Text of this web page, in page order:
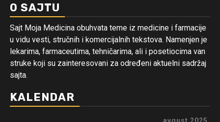
O SAJTU
Sajt Moja Medicina obuhvata teme iz medicine i farmacije
u vidu vesti, stručnih i komercijalnih tekstova. Namenjen je
lekarima, farmaceutima, tehničarima, ali i posetiocima van
struke koji su zainteresovani za određeni aktuelni sadržaj
sajta.
KALENDAR